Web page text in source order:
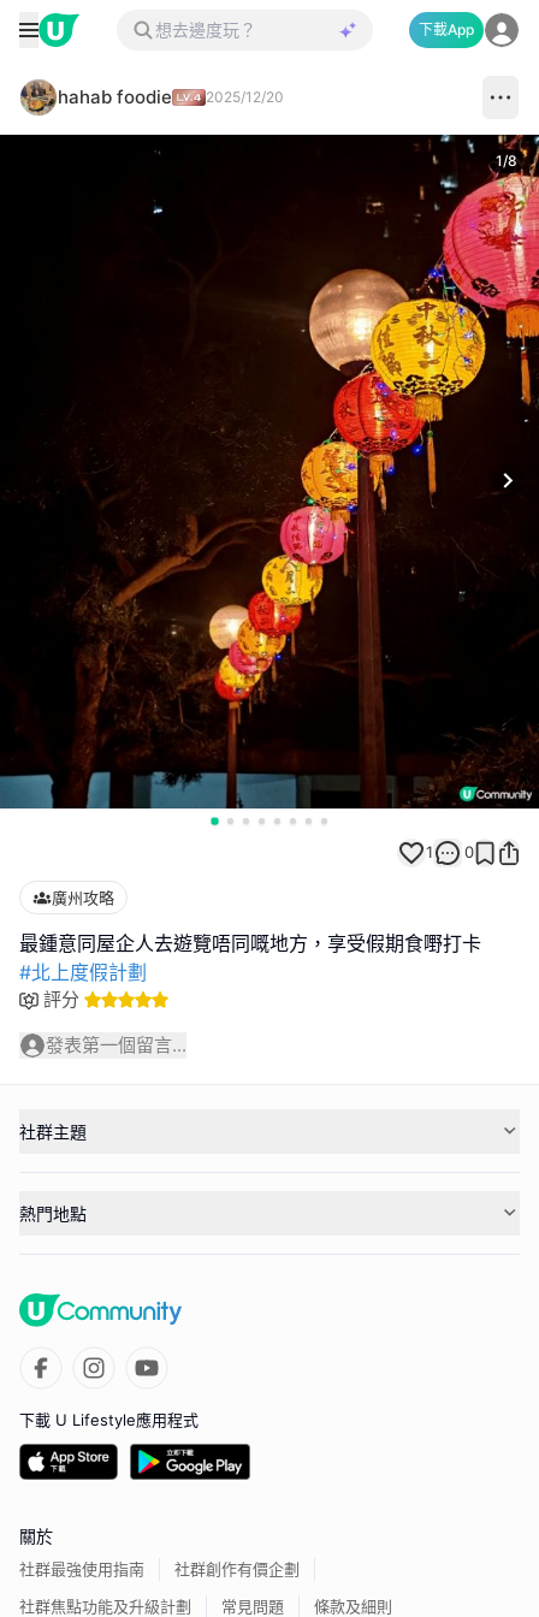
下載App
hahab foodie 2025/12/20
1/8
1 0
廣州攻略
#北上度假計劃
評分
發表第一個留言...
社群主題
熱門地點
下載 U Lifestyle應用程式
關於
社群最強使用指南
社群創作有價企劃
社群焦點功能及升級計劃
常見問題 條款及細則